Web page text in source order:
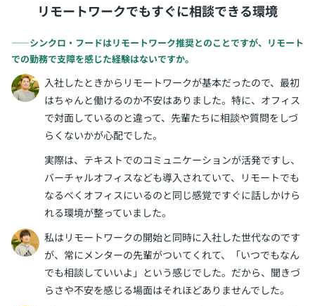
リモートワークでもすぐに相談できる環境
――シンクロ・フードはリモートワーク推奨とのことですが、リモート
での勤務で支障を感じた経験はないですか。
入社したときからリモートワークが基本だったので、最初
はちゃんと働けるのか不安はありました。特に、オフィス
で対面しているのと違って、先輩たちに相談や質問をしづ
らくないかが心配でした。
実際は、テキストでのコミュニケーションが活発ですし、
バーチャルオフィスなども導入されていて、リモートでも
なるべくオフィスにいるのと同じ感覚ですぐに話しかけら
れる環境が整っていました。
私はリモートワークの開始と同時に入社した世代なのです
が、常にメンターの先輩がついてくれて、「いつでもなん
でも相談していいよ」という感じでした。だから、聞きづ
らさや不安を感じる場面はそれほどありませんでした。